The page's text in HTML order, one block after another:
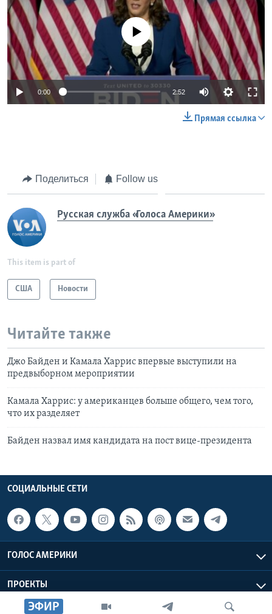
ЭФИР
No media source currently available
0:00 2:52
Прямая ссылка
Поделиться Follow us
Русская служба «Голоса Америки»
This item is part of
США Новости
Читайте также
Джо Байден и Камала Харрис впервые выступили на
предвыборном мероприятии
Камала Харрис: у американцев больше общего, чем того,
что их разделяет
Байден назвал имя кандидата на пост вице-президента
СОЦИАЛЬНЫЕ СЕТИ
ГОЛОС АМЕРИКИ
ПРОЕКТЫ